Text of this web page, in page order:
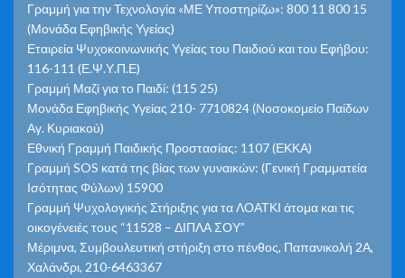
Γραμμή για την Τεχνολογία «ΜΕ Υποστηρίζω»: 800 11 800 15
(Μονάδα Εφηβικής Υγείας)
Εταιρεία Ψυχοκοινωνικής Υγείας του Παιδιού και του Εφήβου:
116-111 (Ε.Ψ.Υ.Π.Ε)
Γραμμή Μαζί για το Παιδί: (115 25)
Μονάδα Εφηβικής Υγείας 210- 7710824 (Νοσοκομείο Παίδων
Αγ. Κυριακού)
Εθνική Γραμμή Παιδικής Προστασίας: 1107 (ΕΚΚΑ)
Γραμμή SOS κατά της βίας των γυναικών: (Γενική Γραμματεία
Ισότητας Φύλων) 15900
Γραμμή Ψυχολογικής Στήριξης για τα ΛΟΑΤΚΙ άτομα και τις
οικογένειές τους “11528 – ΔΙΠΛΑ ΣΟΥ”
Μέριμνα, Συμβουλευτική στήριξη στο πένθος, Παπανικολή 2Α,
Χαλάνδρι, 210-6463367